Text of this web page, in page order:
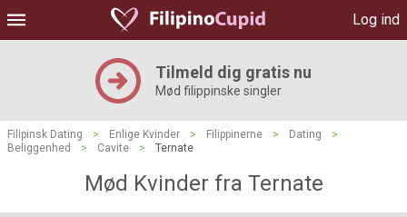
Log ind
Tilmeld dig gratis nu
Mød filippinske singler
Filipinsk Dating > Enlige Kvinder > Filippinerne > Dating
>
Beliggenhed
> Cavite > Ternate
Mød Kvinder fra Ternate